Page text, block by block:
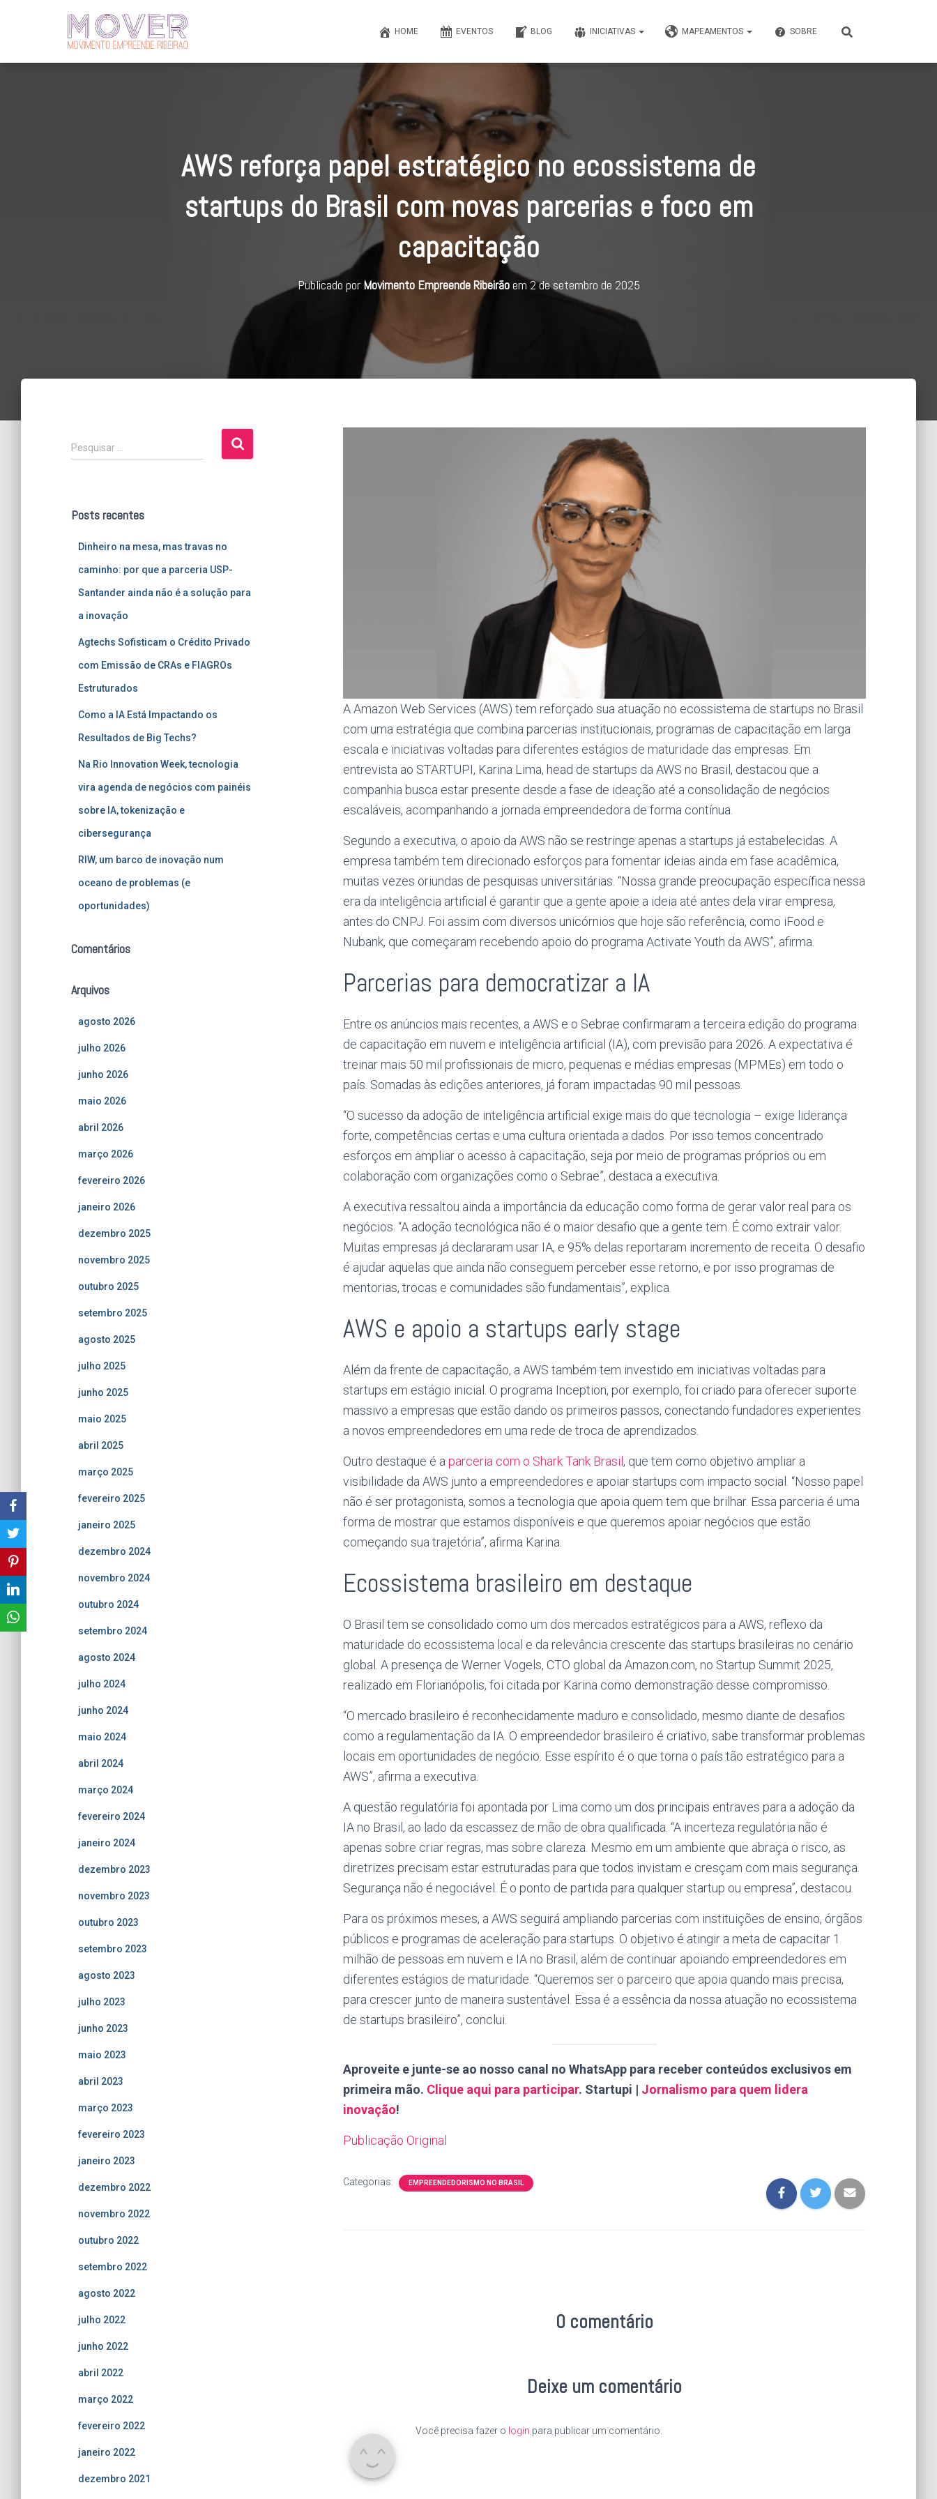
HOME EVENTOS BLOG INICIATIVAS MAPEAMENTOS SOBRE
AWS reforça papel estratégico no ecossistema de
startups do Brasil com novas parcerias e foco em
capacitação
Publicado por Movimento Empreende Ribeirãoem2 de setembro de 2025
P
e
i
Pesquisar …
Posts recentes
Dinheiro na mesa, mas travas no
caminho: por que a parceria USP-
Santander ainda não é a solução para
a inovação
Agtechs Sofisticam o Crédito Privado
com Emissão de CRAs e FIAGROs
Estruturados
Como a IA Está Impactando os
Resultados de Big Techs?
Na Rio Innovation Week, tecnologia
vira agenda de negócios com painéis
sobre IA, tokenização e
cibersegurança
RIW, um barco de inovação num
oceano de problemas (e
oportunidades)
Comentários
Arquivos
agosto 2026
julho 2026
junho 2026
maio 2026
abril 2026
março 2026
fevereiro 2026
janeiro 2026
dezembro 2025
novembro 2025
outubro 2025
setembro 2025
agosto 2025
julho 2025
junho 2025
maio 2025
abril 2025
março 2025
fevereiro 2025
janeiro 2025
dezembro 2024
novembro 2024
outubro 2024
setembro 2024
agosto 2024
julho 2024
junho 2024
maio 2024
abril 2024
março 2024
fevereiro 2024
janeiro 2024
dezembro 2023
novembro 2023
outubro 2023
setembro 2023
agosto 2023
julho 2023
junho 2023
maio 2023
abril 2023
março 2023
fevereiro 2023
janeiro 2023
dezembro 2022
novembro 2022
outubro 2022
setembro 2022
agosto 2022
julho 2022
junho 2022
abril 2022
março 2022
fevereiro 2022
janeiro 2022
dezembro 2021
A Amazon Web Services (AWS) tem reforçado sua atuação no ecossistema de startups no Brasil
com uma estratégia que combina parcerias institucionais, programas de capacitação em larga
escala e iniciativas voltadas para diferentes estágios de maturidade das empresas. Em
entrevista ao STARTUPI, Karina Lima, head de startups da AWS no Brasil, destacou que a
companhia busca estar presente desde a fase de ideação até a consolidação de negócios
escaláveis, acompanhando a jornada empreendedora de forma contínua.
Segundo a executiva, o apoio da AWS não se restringe apenas a startups já estabelecidas. A
empresa também tem direcionado esforços para fomentar ideias ainda em fase acadêmica,
muitas vezes oriundas de pesquisas universitárias. “Nossa grande preocupação específica nessa
era da inteligência artificial é garantir que a gente apoie a ideia até antes dela virar empresa,
antes do CNPJ. Foi assim com diversos unicórnios que hoje são referência, como iFood e
Nubank, que começaram recebendo apoio do programa Activate Youth da AWS”, afirma.
Parcerias para democratizar a IA
Entre os anúncios mais recentes, a AWS e o Sebrae confirmaram a terceira edição do programa
de capacitação em nuvem e inteligência artificial (IA), com previsão para 2026. A expectativa é
treinar mais 50 mil profissionais de micro, pequenas e médias empresas (MPMEs) em todo o
país. Somadas às edições anteriores, já foram impactadas 90 mil pessoas.
“O sucesso da adoção de inteligência artificial exige mais do que tecnologia – exige liderança
forte, competências certas e uma cultura orientada a dados. Por isso temos concentrado
esforços em ampliar o acesso à capacitação, seja por meio de programas próprios ou em
colaboração com organizações como o Sebrae”, destaca a executiva.
A executiva ressaltou ainda a importância da educação como forma de gerar valor real para os
negócios. “A adoção tecnológica não é o maior desafio que a gente tem. É como extrair valor.
Muitas empresas já declararam usar IA, e 95% delas reportaram incremento de receita. O desafio
é ajudar aquelas que ainda não conseguem perceber esse retorno, e por isso programas de
mentorias, trocas e comunidades são fundamentais”, explica.
AWS e apoio a startups early stage
Além da frente de capacitação, a AWS também tem investido em iniciativas voltadas para
startups em estágio inicial. O programa Inception, por exemplo, foi criado para oferecer suporte
massivo a empresas que estão dando os primeiros passos, conectando fundadores experientes
a novos empreendedores em uma rede de troca de aprendizados.
Outro destaque é a parceria com o Shark Tank Brasil , que tem como objetivo ampliar a
visibilidade da AWS junto a empreendedores e apoiar startups com impacto social. “Nosso papel
não é ser protagonista, somos a tecnologia que apoia quem tem que brilhar. Essa parceria é uma
forma de mostrar que estamos disponíveis e que queremos apoiar negócios que estão
começando sua trajetória”, afirma Karina.
Ecossistema brasileiro em destaque
O Brasil tem se consolidado como um dos mercados estratégicos para a AWS, reflexo da
maturidade do ecossistema local e da relevância crescente das startups brasileiras no cenário
global. A presença de Werner Vogels, CTO global da Amazon.com, no Startup Summit 2025,
realizado em Florianópolis, foi citada por Karina como demonstração desse compromisso.
“O mercado brasileiro é reconhecidamente maduro e consolidado, mesmo diante de desafios
como a regulamentação da IA. O empreendedor brasileiro é criativo, sabe transformar problemas
locais em oportunidades de negócio. Esse espírito é o que torna o país tão estratégico para a
AWS”, afirma a executiva.
A questão regulatória foi apontada por Lima como um dos principais entraves para a adoção da
IA no Brasil, ao lado da escassez de mão de obra qualificada. “A incerteza regulatória não é
apenas sobre criar regras, mas sobre clareza. Mesmo em um ambiente que abraça o risco, as
diretrizes precisam estar estruturadas para que todos invistam e cresçam com mais segurança.
Segurança não é negociável. É o ponto de partida para qualquer startup ou empresa”, destacou.
Para os próximos meses, a AWS seguirá ampliando parcerias com instituições de ensino, órgãos
públicos e programas de aceleração para startups. O objetivo é atingir a meta de capacitar 1
milhão de pessoas em nuvem e IA no Brasil, além de continuar apoiando empreendedores em
diferentes estágios de maturidade. “Queremos ser o parceiro que apoia quando mais precisa,
para crescer junto de maneira sustentável. Essa é a essência da nossa atuação no ecossistema
de startups brasileiro”, conclui.
Aproveite e junte-se ao nosso canal no WhatsApp para receber conteúdos exclusivos em
primeira mão. Clique aqui para participar. Startupi | Jornalismo para quem lidera
inovação!
Publicação Original
Categorias: EMPREENDEDORISMO NO BRASIL
0 comentário
Deixe um comentário
Você precisa fazer o login para publicar um comentário.